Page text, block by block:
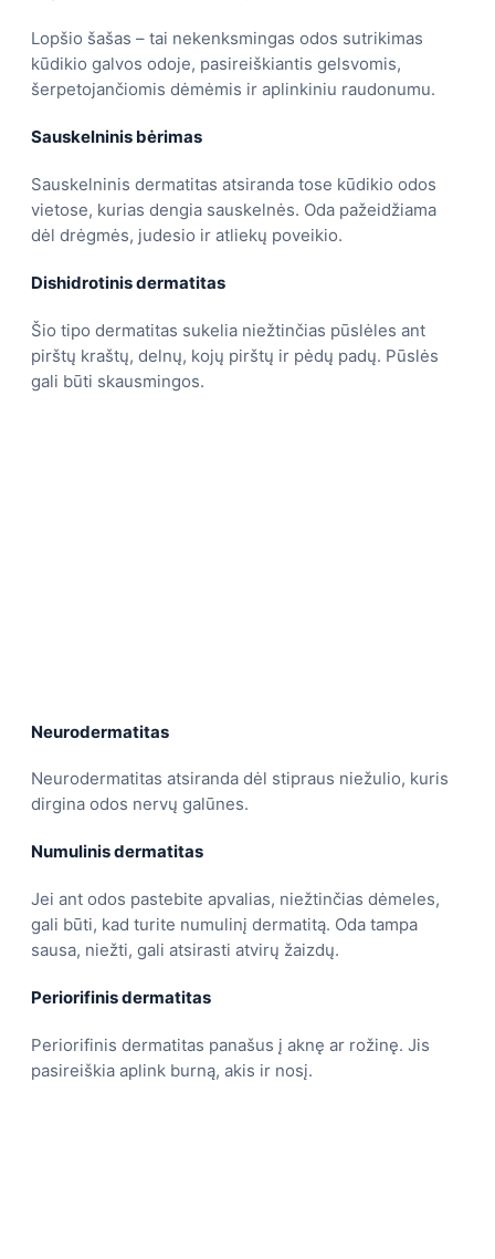
Lopšio šašas – tai nekenksmingas odos sutrikimas
kūdikio galvos odoje, pasireiškiantis gelsvomis,
šerpetojančiomis dėmėmis ir aplinkiniu raudonumu.
Sauskelninis bėrimas
Sauskelninis dermatitas atsiranda tose kūdikio odos
vietose, kurias dengia sauskelnės. Oda pažeidžiama
dėl drėgmės, judesio ir atliekų poveikio.
Dishidrotinis dermatitas
Šio tipo dermatitas sukelia niežtinčias pūslėles ant
pirštų kraštų, delnų, kojų pirštų ir pėdų padų. Pūslės
gali būti skausmingos.
Neurodermatitas
Neurodermatitas atsiranda dėl stipraus niežulio, kuris
dirgina odos nervų galūnes.
Numulinis dermatitas
Jei ant odos pastebite apvalias, niežtinčias dėmeles,
gali būti, kad turite numulinį dermatitą. Oda tampa
sausa, niežti, gali atsirasti atvirų žaizdų.
Periorifinis dermatitas
Periorifinis dermatitas panašus į aknę ar rožinę. Jis
pasireiškia aplink burną, akis ir nosį.